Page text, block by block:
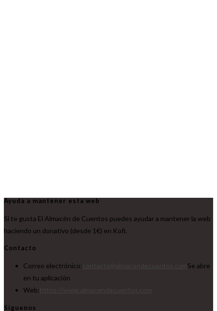
Ayuda a mantener esta web
Si te gusta El Almacén de Cuentos puedes ayudar a mantener la web
haciendo un donativo (desde 1€) en Kofi.
Contacto
Correo electrónico:
Se abre
en tu aplicación
Web:
Síguenos